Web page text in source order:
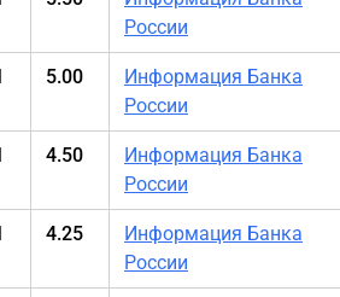
России
5.00
Информация Банка
России
4.50
Информация Банка
России
4.25
Информация Банка
России